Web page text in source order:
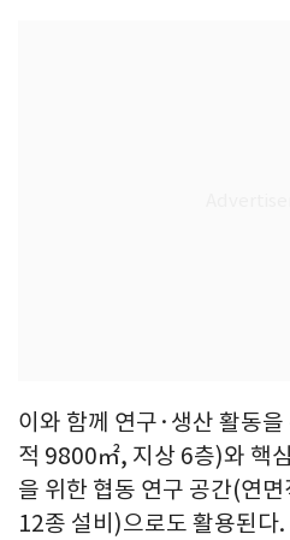
이와 함께 연구·생산 활동
적 9800㎡, 지상 6층)와 핵
을 위한 협동 연구 공간(연
12종 설비)으로도 활용된다.